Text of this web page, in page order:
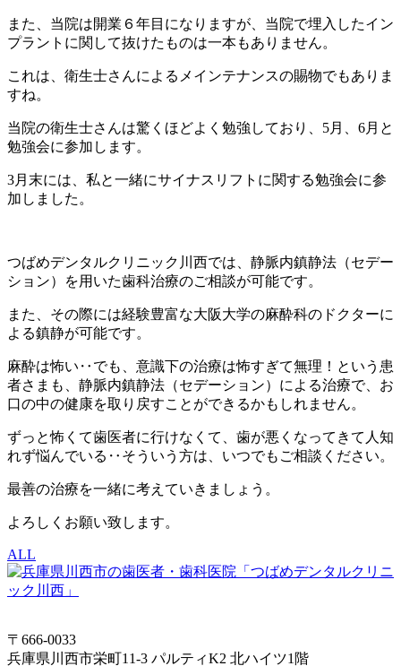
また、当院は開業６年目になりますが、当院で埋入したイン
プラントに関して抜けたものは一本もありません。
これは、衛生士さんによるメインテナンスの賜物でもありま
すね。
当院の衛生士さんは驚くほどよく勉強しており、5月、6月と
勉強会に参加します。
3月末には、私と一緒にサイナスリフトに関する勉強会に参
加しました。
つばめデンタルクリニック川西では、静脈内鎮静法（セデー
ション）を用いた歯科治療のご相談が可能です。
また、その際には経験豊富な大阪大学の麻酔科のドクターに
よる鎮静が可能です。
麻酔は怖い‥でも、意識下の治療は怖すぎて無理！という患
者さまも、静脈内鎮静法（セデーション）による治療で、お
口の中の健康を取り戻すことができるかもしれません。
ずっと怖くて歯医者に行けなくて、歯が悪くなってきて人知
れず悩んでいる‥そういう方は、いつでもご相談ください。
最善の治療を一緒に考えていきましょう。
よろしくお願い致します。
ALL
〒666-0033
兵庫県川西市栄町11-3 パルティK2 北ハイツ1階